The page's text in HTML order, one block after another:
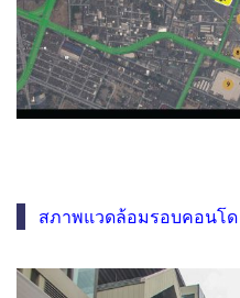
สภาพแวดล้อมรอบคอนโด